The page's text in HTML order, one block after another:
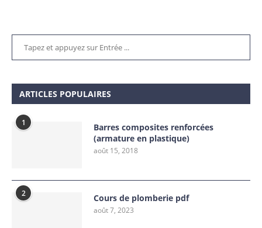
ARTICLES POPULAIRES
1
Barres composites renforcées
(armature en plastique)
août 15, 2018
2 Cours de plomberie pdf
août 7, 2023